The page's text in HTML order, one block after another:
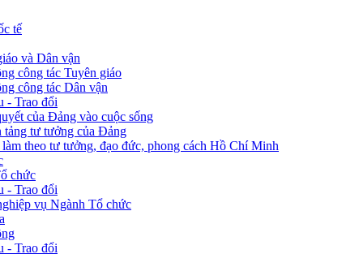
tế
và Dân vận
công tác Tuyên giáo
công tác Dân vận
- Trao đổi
của Đảng vào cuộc sống
tảng tư tưởng của Đảng
theo tư tưởng, đạo đức, phong cách Hồ Chí Minh
chức
- Trao đổi
vụ Ngành Tổ chức
- Trao đổi